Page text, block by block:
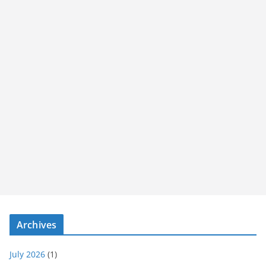
Archives
July 2026 (1)